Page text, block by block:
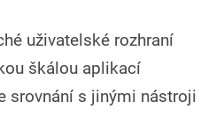
uživatelské rozhraní
škálou aplikací
srovnání s jinými nástroji